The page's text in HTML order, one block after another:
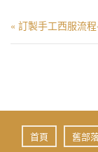
« 訂製手工西服流
首頁 舊部